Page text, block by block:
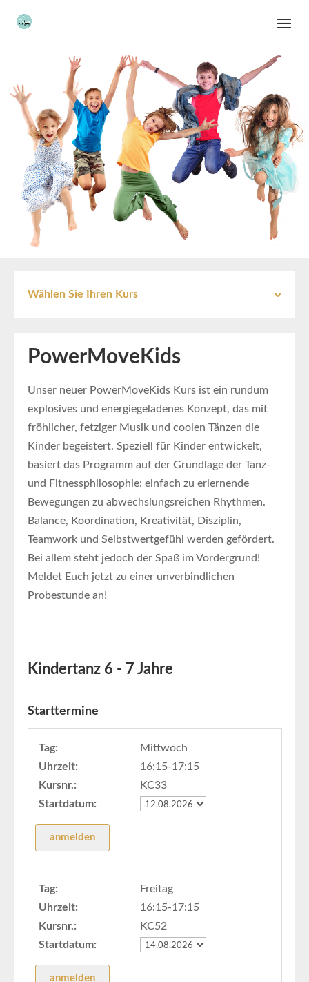
Wählen Sie Ihren Kurs
PowerMoveKids
Unser neuer PowerMoveKids Kurs ist ein rundum
explosives und energiegeladenes Konzept, das mit
fröhlicher, fetziger Musik und coolen Tänzen die
Kinder begeistert. Speziell für Kinder entwickelt,
basiert das Programm auf der Grundlage der Tanz-
und Fitnessphilosophie: einfach zu erlernende
Bewegungen zu abwechslungsreichen Rhythmen.
Balance, Koordination, Kreativität, Disziplin,
Teamwork und Selbstwertgefühl werden gefördert.
Bei allem steht jedoch der Spaß im Vordergrund!
Meldet Euch jetzt zu einer unverbindlichen
Probestunde an!
Kindertanz 6 - 7 Jahre
Starttermine
Tag:
Mittwoch
Uhrzeit:
16:15-17:15
Kursnr.:
KC33
Startdatum:
Tag:
Freitag
Uhrzeit:
16:15-17:15
Kursnr.:
KC52
Startdatum: